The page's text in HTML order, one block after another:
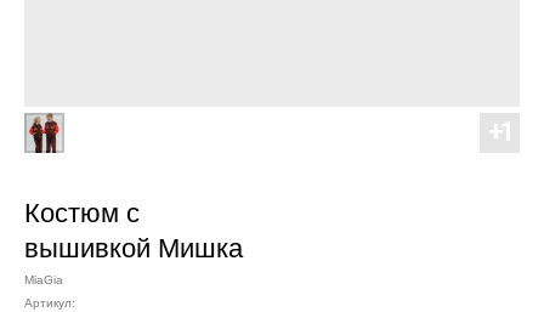
Костюм с
вышивкой Мишка
MiaGia
Артикул: